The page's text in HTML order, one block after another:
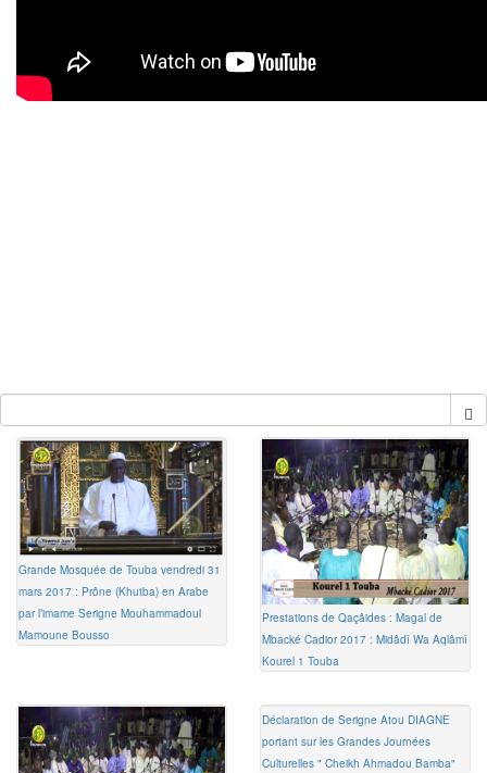
Grande Mosquée de Touba vendredi 31
mars 2017 : Prône (Khutba) en Arabe
par l’imame Serigne Mouhammadoul
Mamoune Bousso
Prestations de Qaçâides : Magal de
Mbacké Cadior 2017 : Midâdî Wa Aqlâmî
Kourel 1 Touba
Déclaration de Serigne Atou DIAGNE
portant sur les Grandes Journées
Culturelles " Cheikh Ahmadou Bamba"